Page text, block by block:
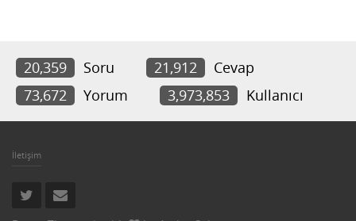
20,359 Soru 21,912
Cevap
73,672
Yorum 3,973,853 Kullanıcı
İletişim